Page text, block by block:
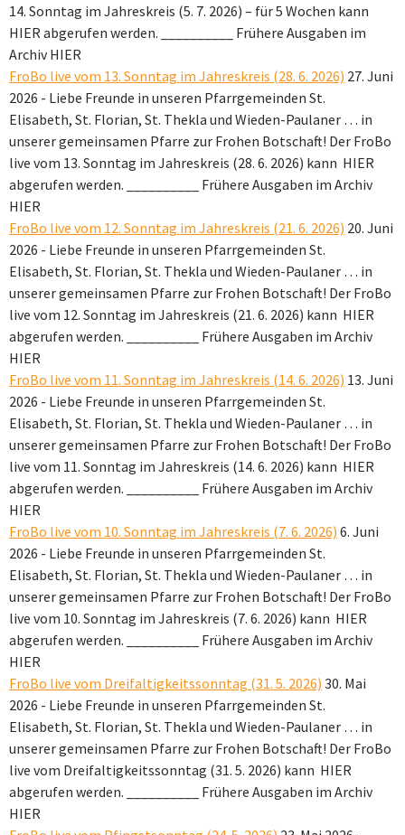
14. Sonntag im Jahreskreis (5. 7. 2026) – für 5 Wochen kann
HIER abgerufen werden. __________ Frühere Ausgaben im
Archiv HIER
FroBo live vom 13. Sonntag im Jahreskreis (28. 6. 2026) 27. Juni
2026 - Liebe Freunde in unseren Pfarrgemeinden St.
Elisabeth, St. Florian, St. Thekla und Wieden-Paulaner … in
unserer gemeinsamen Pfarre zur Frohen Botschaft! Der FroBo
live vom 13. Sonntag im Jahreskreis (28. 6. 2026) kann HIER
abgerufen werden. __________ Frühere Ausgaben im Archiv
HIER
FroBo live vom 12. Sonntag im Jahreskreis (21. 6. 2026) 20. Juni
2026 - Liebe Freunde in unseren Pfarrgemeinden St.
Elisabeth, St. Florian, St. Thekla und Wieden-Paulaner … in
unserer gemeinsamen Pfarre zur Frohen Botschaft! Der FroBo
live vom 12. Sonntag im Jahreskreis (21. 6. 2026) kann HIER
abgerufen werden. __________ Frühere Ausgaben im Archiv
HIER
FroBo live vom 11. Sonntag im Jahreskreis (14. 6. 2026) 13. Juni
2026 - Liebe Freunde in unseren Pfarrgemeinden St.
Elisabeth, St. Florian, St. Thekla und Wieden-Paulaner … in
unserer gemeinsamen Pfarre zur Frohen Botschaft! Der FroBo
live vom 11. Sonntag im Jahreskreis (14. 6. 2026) kann HIER
abgerufen werden. __________ Frühere Ausgaben im Archiv
HIER
FroBo live vom 10. Sonntag im Jahreskreis (7. 6. 2026) 6. Juni
2026 - Liebe Freunde in unseren Pfarrgemeinden St.
Elisabeth, St. Florian, St. Thekla und Wieden-Paulaner … in
unserer gemeinsamen Pfarre zur Frohen Botschaft! Der FroBo
live vom 10. Sonntag im Jahreskreis (7. 6. 2026) kann HIER
abgerufen werden. __________ Frühere Ausgaben im Archiv
HIER
FroBo live vom Dreifaltigkeitssonntag (31. 5. 2026) 30. Mai
2026 - Liebe Freunde in unseren Pfarrgemeinden St.
Elisabeth, St. Florian, St. Thekla und Wieden-Paulaner … in
unserer gemeinsamen Pfarre zur Frohen Botschaft! Der FroBo
live vom Dreifaltigkeitssonntag (31. 5. 2026) kann HIER
abgerufen werden. __________ Frühere Ausgaben im Archiv
HIER